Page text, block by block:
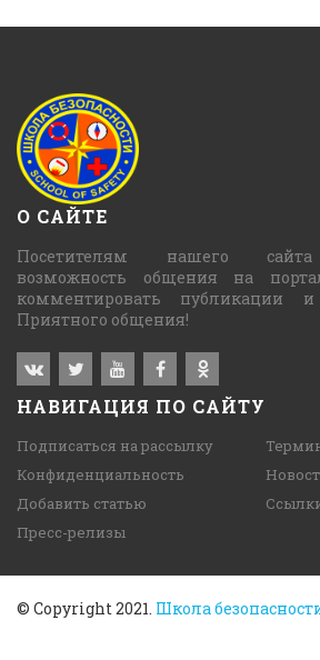
О САЙТЕ
Посетителям нашего сайта
возможность общения на
комментировать публикации и
Приятного общения!
НАВИГАЦИЯ ПО САЙТУ
Подписаться на рассылку
Конфиденциальность
Добавить статью
Пресс-релизы
© Copyright 2021. Школа